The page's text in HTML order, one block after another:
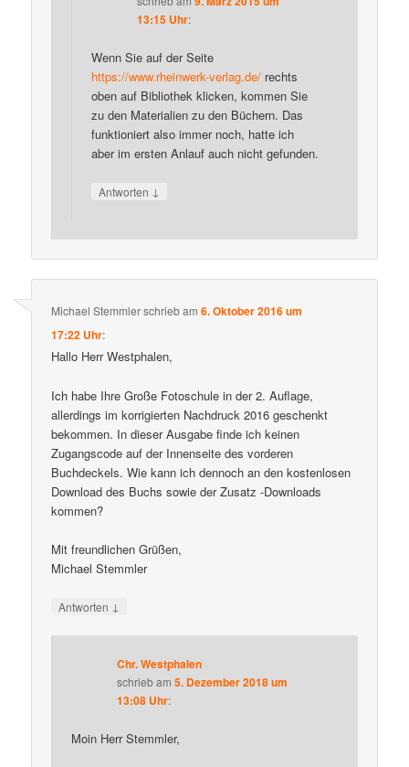
13:15 Uhr:
Wenn Sie auf der Seite
https://www.rheinwerk-verlag.de/ rechts
oben auf Bibliothek klicken, kommen Sie
zu den Materialien zu den Büchern. Das
funktioniert also immer noch, hatte ich
aber im ersten Anlauf auch nicht gefunden.
Antworten ↓
Michael Stemmlerschriebam6. Oktober 2016 um
17:22 Uhr:
Hallo Herr Westphalen,
Ich habe Ihre Große Fotoschule in der 2. Auflage,
allerdings im korrigierten Nachdruck 2016 geschenkt
bekommen. In dieser Ausgabe finde ich keinen
Zugangscode auf der Innenseite des vorderen
Buchdeckels. Wie kann ich dennoch an den kostenlosen
Download des Buchs sowie der Zusatz -Downloads
kommen?
Mit freundlichen Grüßen,
Michael Stemmler
Antworten ↓
Chr. Westphalen
schriebam5. Dezember 2018 um
13:08 Uhr:
Moin Herr Stemmler,